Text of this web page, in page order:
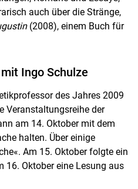
auch über die Stränge,
(2008), einem Buch für
Ingo Schulze
des Jahres 2009
Veranstaltungsreihe der
am 14. Oktober mit dem
halten. Über einige
Am 15. Oktober folgte ein
Oktober eine Lesung aus